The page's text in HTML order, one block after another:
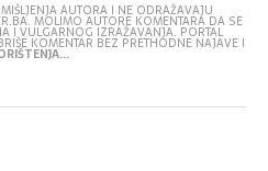
AUTORA I NE ODRAŽAVAJU
MOLIMO AUTORE KOMENTARA DA SE
I VULGARNOG IZRAŽAVANJA. PORTAL
KOMENTAR BEZ PRETHODNE NAJAVE I